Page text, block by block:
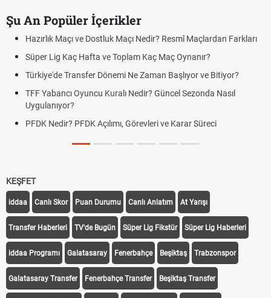
Şu An Popüler İçerikler
ve Dostluk Maçı Nedir? Resmî Maçlardan Farkları
Hafta ve Toplam Kaç Maç Oynanır?
Dönemi Ne Zaman Başlıyor ve Bitiyor?
Oyuncu Kuralı Nedir? Güncel Sezonda Nasıl
PFDK Açılımı, Görevleri ve Karar Süreci
Puan
Futbol Nasıl
Deplasman
DGS
KEŞFET
iddaa Canlı Skor Puan Durumu Canlı Anlatım At Yarışı
Transfer Haberleri TV'de Bugün Süper Lig Fikstür Süper Lig Haberleri
iddaa Programı Galatasaray Fenerbahçe Beşiktaş Trabzonspor
Galatasaray Transfer Fenerbahçe Transfer Beşiktaş Transfer